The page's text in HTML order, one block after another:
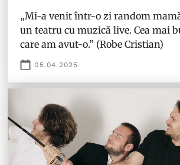
„Mi-a venit într-o zi random
un teatru cu muzică live. Cea mai
care am avut-o.” (Robe Cristian)
05.04.2025